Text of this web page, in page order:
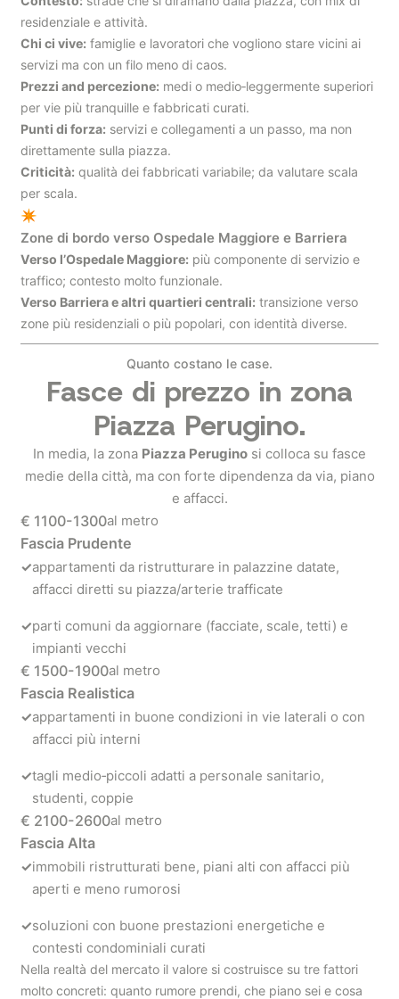
residenziale e attività.
Chi ci vive: famiglie e lavoratori che vogliono stare vicini ai
servizi ma con un filo meno di caos.
Prezzi and percezione: medi o medio‑leggermente superiori
per vie più tranquille e fabbricati curati.
Punti di forza: servizi e collegamenti a un passo, ma non
direttamente sulla piazza.
Criticità: qualità dei fabbricati variabile; da valutare scala
per scala.
✴
Zone di bordo verso Ospedale Maggiore e Barriera
Verso l’Ospedale Maggiore: più componente di servizio e
traffico; contesto molto funzionale.
Verso Barriera e altri quartieri centrali: transizione verso
zone più residenziali o più popolari, con identità diverse.
Quanto costano le case.
Fasce di prezzo in zona
Piazza Perugino.
In media, la zona Piazza Perugino si colloca su fasce
medie della città, ma con forte dipendenza da via, piano
e affacci.
€ 1100-1300al metro
Fascia Prudente
✓appartamenti da ristrutturare in palazzine datate,
affacci diretti su piazza/arterie trafficate
✓parti comuni da aggiornare (facciate, scale, tetti) e
impianti vecchi
€ 1500-1900al metro
Fascia Realistica
✓appartamenti in buone condizioni in vie laterali o con
affacci più interni
✓tagli medio‑piccoli adatti a personale sanitario,
studenti, coppie
€ 2100-2600al metro
Fascia Alta
✓immobili ristrutturati bene, piani alti con affacci più
aperti e meno rumorosi
✓soluzioni con buone prestazioni energetiche e
contesti condominiali curati
Nella realtà del mercato il valore si costruisce su tre fattori
molto concreti: quanto rumore prendi, che piano sei e cosa